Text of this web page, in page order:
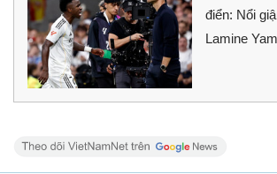
điển: Nổi
Lamine